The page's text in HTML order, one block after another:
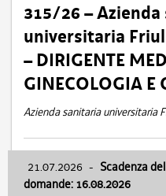
315/26 –
universitaria
– DIRIGENTE
GINECOLOGIA E
Azienda sanitaria universitaria
21.07.2026 - Scadenza
domande: 16.08.2026